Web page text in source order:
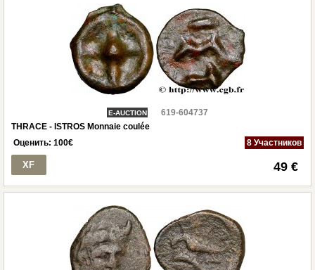
E-AUCTION
619-604737
THRACE - ISTROS Monnaie coulée
Оценить: 100€ 8 Участников
XF 49 €